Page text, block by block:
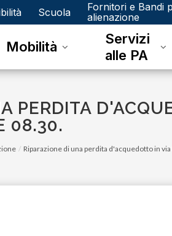
Scuola
Fornitori e Bandi
alienazione
Mobilità
Servizi
alle PA
PERDITA
08.30.
Riparazione di una perdita d'acquedotto in